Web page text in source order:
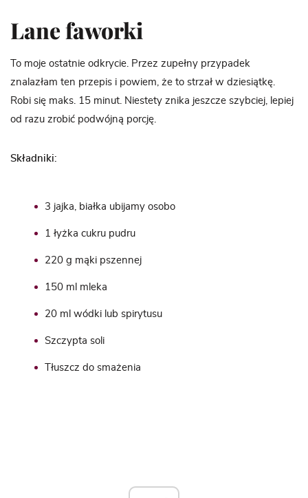
Lane faworki
To moje ostatnie odkrycie. Przez zupełny przypadek
znalazłam ten przepis i powiem, że to strzał w dziesiątkę.
Robi się maks. 15 minut. Niestety znika jeszcze szybciej, lepiej
od razu zrobić podwójną porcję.
Składniki:
3 jajka, białka ubijamy osobo
1 łyżka cukru pudru
220 g mąki pszennej
150 ml mleka
20 ml wódki lub spirytusu
Szczypta soli
Tłuszcz do smażenia